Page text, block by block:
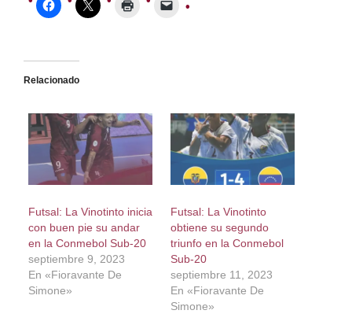
Relacionado
Futsal: La Vinotinto inicia
con buen pie su andar
en la Conmebol Sub-20
septiembre 9, 2023
En «Fioravante De
Simone»
Futsal: La Vinotinto
obtiene su segundo
triunfo en la Conmebol
Sub-20
septiembre 11, 2023
En «Fioravante De
Simone»